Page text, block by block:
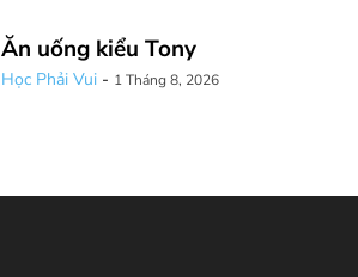
Ăn uống kiểu Tony
Học Phải Vui - 1 Tháng 8, 2026